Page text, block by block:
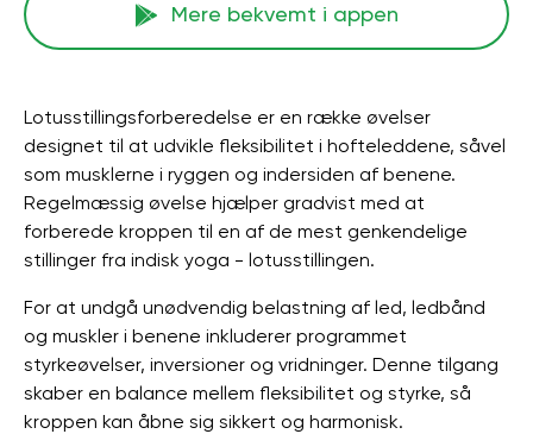
Mere bekvemt i appen
Lotusstillingsforberedelse er en række øvelser
designet til at udvikle fleksibilitet i hofteleddene, såvel
som musklerne i ryggen og indersiden af ​​benene.
Regelmæssig øvelse hjælper gradvist med at
forberede kroppen til en af ​​de mest genkendelige
stillinger fra indisk yoga - lotusstillingen.
For at undgå unødvendig belastning af led, ledbånd
og muskler i benene inkluderer programmet
styrkeøvelser, inversioner og vridninger. Denne tilgang
skaber en balance mellem fleksibilitet og styrke, så
kroppen kan åbne sig sikkert og harmonisk.